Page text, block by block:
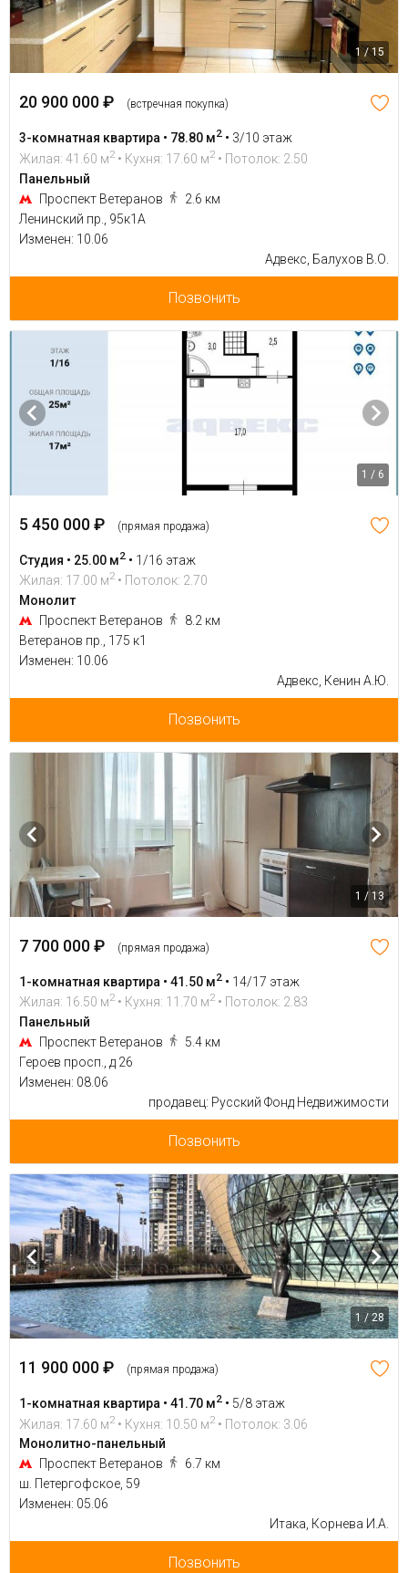
1 / 15
20 900 000 ₽ (встречная покупка)
3-комнатная квартира • 78.80 м2 • 3/10 этаж
Жилая: 41.60 м2 • Кухня: 17.60 м2 • Потолок: 2.50
Панельный
Проспект Ветеранов
2.6 км
Ленинский пр., 95к1А
Изменен: 10.06
Адвекс, Балухов В.О.
Позвонить
1 / 6
5 450 000 ₽ (прямая продажа)
Студия • 25.00 м2 • 1/16 этаж
Жилая: 17.00 м2 • Потолок: 2.70
Монолит
Проспект Ветеранов
8.2 км
Ветеранов пр., 175 к1
Изменен: 10.06
Адвекс, Кенин А.Ю.
Позвонить
1 / 13
7 700 000 ₽ (прямая продажа)
1-комнатная квартира • 41.50 м2 • 14/17 этаж
Жилая: 16.50 м2 • Кухня: 11.70 м2 • Потолок: 2.83
Панельный
Проспект Ветеранов
5.4 км
Героев просп., д 26
Изменен: 08.06
продавец: Русский Фонд Недвижимости
Позвонить
1 / 28
11 900 000 ₽ (прямая продажа)
1-комнатная квартира • 41.70 м2 • 5/8 этаж
Жилая: 17.60 м2 • Кухня: 10.50 м2 • Потолок: 3.06
Монолитно-панельный
Проспект Ветеранов
6.7 км
ш. Петергофское, 59
Изменен: 05.06
Итака, Корнева И.А.
Позвонить